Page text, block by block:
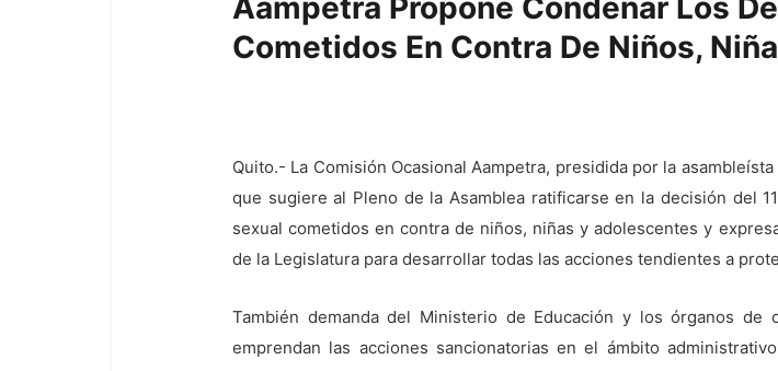
Aampetra Propone Condenar Los
Cometidos En Contra De Niños,
Quito.- La Comisión Ocasional Aampetra, presidida por la
que sugiere al Pleno de la Asamblea ratificarse en la decisión del
sexual cometidos en contra de niños, niñas y adolescentes y
de la Legislatura para desarrollar todas las acciones tendientes a
También demanda del Ministerio de Educación y los órganos
emprendan las acciones sancionatorias en el ámbito